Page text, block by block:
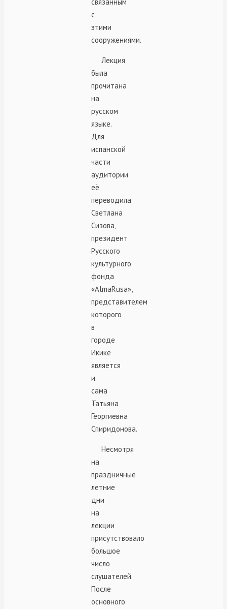
с
этими
сооружениями.
Лекция
была
прочитана
на
русском
языке.
Для
испанской
части
аудитории
её
переводила
Светлана
Сизова,
президент
Русского
культурного
фонда
«AlmaRusa»,
представителем
которого
в
городе
Икике
является
и
сама
Татьяна
Георгиевна
Спиридонова.
Несмотря
на
праздничные
летние
дни
на
лекции
присутствовало
большое
число
слушателей.
После
основного